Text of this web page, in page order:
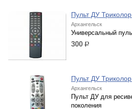
Пульт ДУ Триколор
Архангельск
Универсальный
300 р.
Пульт ДУ
Архангельск
Пульт ДУ для
поколения